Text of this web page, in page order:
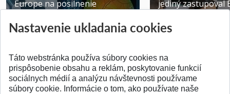
Europe na posilnenie
Publikované 31.07.2026
jediný zastupoval
Publikované
Nastavenie ukladania cookies
Táto webstránka používa súbory cookies na
prispôsobenie obsahu a reklám, poskytovanie funkcií
sociálnych médií a analýzu návštevnosti používame
súbory cookie. Informácie o tom, ako používate naše